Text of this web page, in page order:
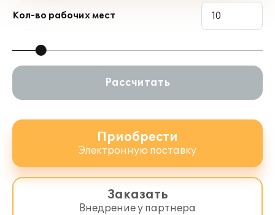
Кол-во рабочих мест
Рассчитать
Приобрести
Электронную поставку
Заказать
Внедрение у партнера